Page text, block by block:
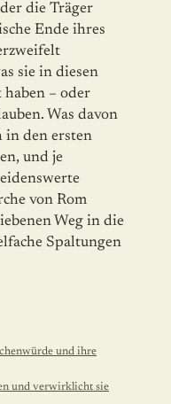
die Träger
Ende ihres
sie in diesen
– oder
Was davon
den ersten
und je
von Rom
Weg in die
Spaltungen
und ihre
und verwirklicht sie